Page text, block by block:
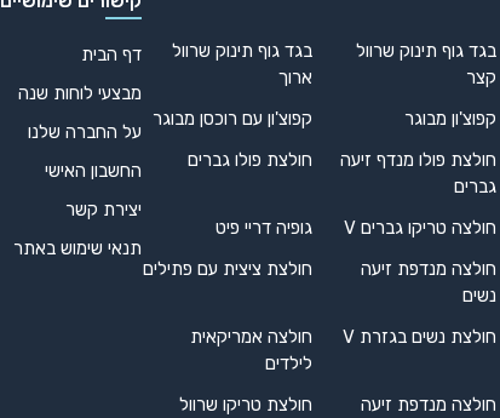
בגד גוף תינוק שרוול
קצר
בגד גוף תינוק שרוול
ארוך
קפוצ'ון מבוגר
קפוצ'ון עם רוכסן מבוגר
חולצת פולו מנדף זיעה
גברים
חולצת פולו גברים
חולצה טריקו גברים V
גופיה דריי פיט
חולצה מנדפת זיעה
נשים
חולצת ציצית עם פתילים
חולצת נשים בגזרת V
חולצה אמריקאית
לילדים
חולצה מנדפת זיעה חולצת טריקו שרוול
דף הבית
מבצעי לוחות שנה
על החברה שלנו
החשבון האישי
יצירת קשר
תנאי שימוש באתר